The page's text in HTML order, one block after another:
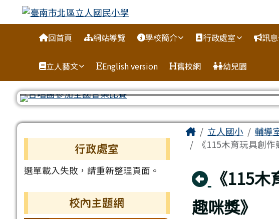
跳至主內容區
臺南市北區立人國民小學
導覽列回首頁 網站導覽 學校簡介 行政處室 訊
立人藝文 English version 舊校網 幼兒園
左邊區域內容
行政處室
選單載入失敗，請重新整理頁面。
校內主題網
主內容區域
Home立人國小 輔導
《115木育玩具創
回上頁
《115
趣咪獎》
頁尾區域